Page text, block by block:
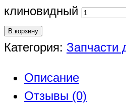
клиновидный
В корзину
Категория: Запчасти
Описание
Отзывы (0)